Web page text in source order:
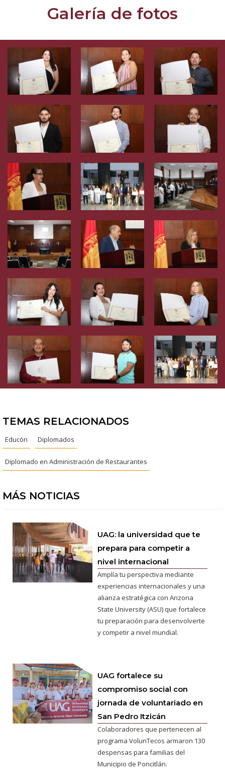
Galería de fotos
TEMAS RELACIONADOS
Educón Diplomados
Diplomado en Administración de Restaurantes
MÁS NOTICIAS
UAG: la universidad que te
prepara para competir a
nivel internacional
Amplía tu perspectiva mediante
experiencias internacionales y una
alianza estratégica con Arizona
State University (ASU) que fortalece
tu preparación para desenvolverte
y competir a nivel mundial.
UAG fortalece su
compromiso social con
jornada de voluntariado en
San Pedro Itzicán
Colaboradores que pertenecen al
programa VolunTecos armaron 130
despensas para familias del
Municipio de Poncitlán.